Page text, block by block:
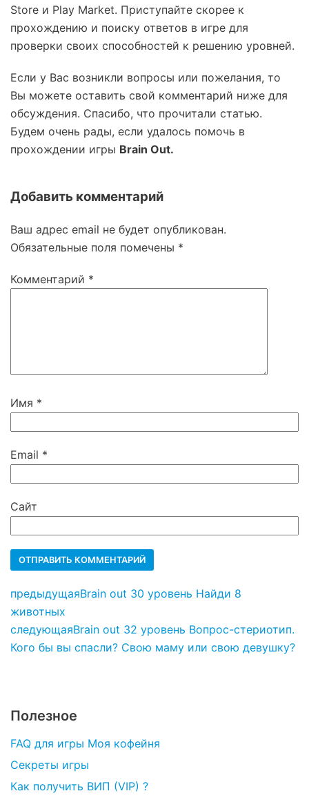
Store и Play Market. Приступайте скорее к
прохождению и поиску ответов в игре для
проверки своих способностей к решению уровней.
Если у Вас возникли вопросы или пожелания, то
Вы можете оставить свой комментарий ниже для
обсуждения. Спасибо, что прочитали статью.
Будем очень рады, если удалось помочь в
прохождении игры Brain Out.
Добавить комментарий
Ваш адрес email не будет опубликован.
Обязательные поля помечены *
Комментарий *
Имя *
Email *
Сайт
предыдущаяBrain out 30 уровень Найди 8
животных
следующаяBrain out 32 уровень Вопрос-стериотип.
Кого бы вы спасли? Свою маму или свою девушку?
Полезное
FAQ для игры Моя кофейня
Секреты игры
Как получить ВИП (VIP) ?